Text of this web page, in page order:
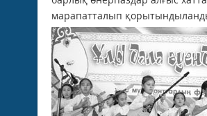
марапатталып